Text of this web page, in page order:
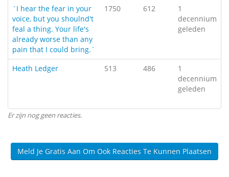
`I hear the fear in your
voice, but you shoulnd't
feal a thing. Your life's
already worse than any
pain that I could bring.´
1750 612
1
decennium
geleden
Heath Ledger 513 486
1
decennium
geleden
Er zijn nog geen reacties.
Meld Je Gratis Aan Om Ook Reacties Te Kunnen Plaatsen